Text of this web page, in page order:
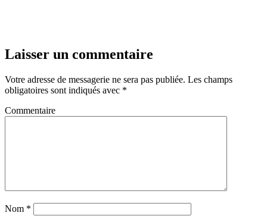
Laisser un commentaire
Votre adresse de messagerie ne sera pas publiée. Les champs
obligatoires sont indiqués avec *
Commentaire
Nom *